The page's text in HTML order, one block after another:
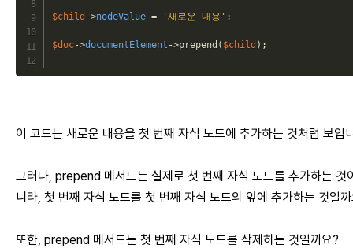
$child ->nodeValue = '새로운 내용' ;
$doc->documentElement ->prepend ( $child ) ;
이 코드는 새로운 내용을 첫 번째 자식 노드에 추가하는 것처럼 보입
그러나, prepend 메서드는 실제로 첫 번째 자식 노드를 추가하는 것
니라, 첫 번째 자식 노드를 첫 번째 자식 노드의 앞에 추가하는 것일
또한, prepend 메서드는 첫 번째 자식 노드를 삭제하는 것일까요?